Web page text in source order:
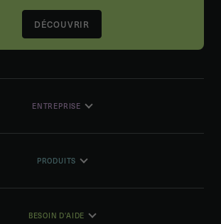
DÉCOUVRIR
ENTREPRISE
PRODUITS
BESOIN D'AIDE